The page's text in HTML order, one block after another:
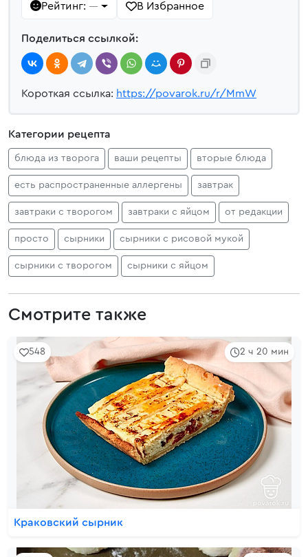
Рейтинг: — В Избранное
Поделиться ссылкой:
Короткая ссылка: https://povarok.ru/r/MmW
Категории рецепта
блюда из творога ваши рецепты вторые блюда
есть распространенные аллергены завтрак
завтраки с творогом завтраки с яйцом от редакции
просто сырники сырники с рисовой мукой
сырники с творогом сырники с яйцом
Смотрите также
2 ч 20 мин
548
Краковский сырник